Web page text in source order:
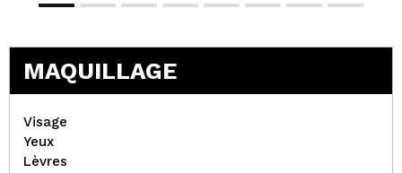
MAQUILLAGE
Visage
Yeux
Lèvres